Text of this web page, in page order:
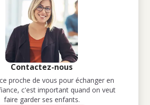
Contactez-nous
proche de vous pour échanger en
c'est important quand on veut
faire garder ses enfants.